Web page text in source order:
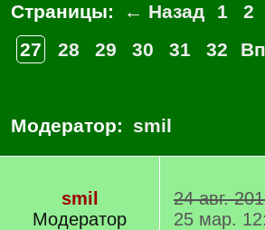
Страницы: ← Назад 1 2
27
28 29 30 31 32
Модератор: smil
smil
Модератор
24 авг.
25 мар.